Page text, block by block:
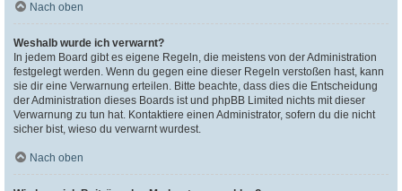
Nach oben
Weshalb wurde ich verwarnt?
In jedem Board gibt es eigene Regeln, die meistens von der Administration
festgelegt werden. Wenn du gegen eine dieser Regeln verstoßen hast, kann
sie dir eine Verwarnung erteilen. Bitte beachte, dass dies die Entscheidung
der Administration dieses Boards ist und phpBB Limited nichts mit dieser
Verwarnung zu tun hat. Kontaktiere einen Administrator, sofern du die nicht
sicher bist, wieso du verwarnt wurdest.
Nach oben